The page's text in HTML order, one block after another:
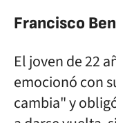
Francisco
El joven de 22
emocionó con
cambia" y